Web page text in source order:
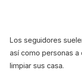
Los seguidores
así como personas a
limpiar sus casa.